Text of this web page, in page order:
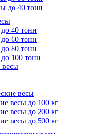
до 40 тонн
40 тонн
60 тонн
80 тонн
100 тонн
весы
весы
весы до 100 кг
весы до 200 кг
весы до 500 кг